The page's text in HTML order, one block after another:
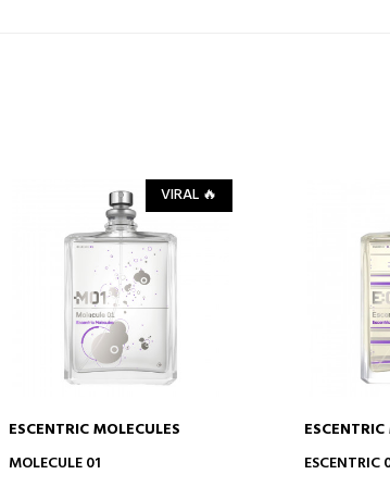
VIRAL 🔥
DODAJ DO KOSZYKA
ESCENTRIC MOLECULES
MOLECULE 01
ESCENTRIC